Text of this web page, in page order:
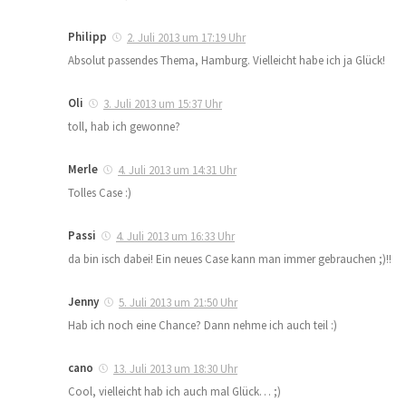
Philipp
2. Juli 2013 um 17:19 Uhr
Absolut passendes Thema, Hamburg. Vielleicht habe ich ja Glück!
Oli
3. Juli 2013 um 15:37 Uhr
toll, hab ich gewonne?
Merle
4. Juli 2013 um 14:31 Uhr
Tolles Case :)
Passi
4. Juli 2013 um 16:33 Uhr
da bin isch dabei! Ein neues Case kann man immer gebrauchen ;)!!
Jenny
5. Juli 2013 um 21:50 Uhr
Hab ich noch eine Chance? Dann nehme ich auch teil :)
cano
13. Juli 2013 um 18:30 Uhr
Cool, vielleicht hab ich auch mal Glück… ;)